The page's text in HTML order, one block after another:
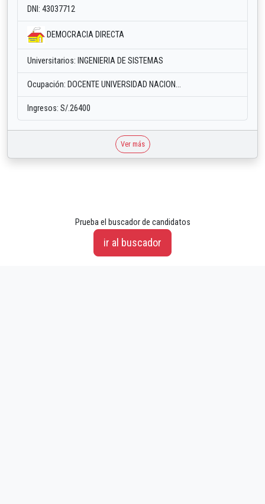
DNI: 43037712
DEMOCRACIA DIRECTA
Universitarios: INGENIERIA DE SISTEMAS
Ocupación: DOCENTE UNIVERSIDAD NACION...
Ingresos: S/.26400
Ver más
Prueba el buscador de candidatos
ir al buscador